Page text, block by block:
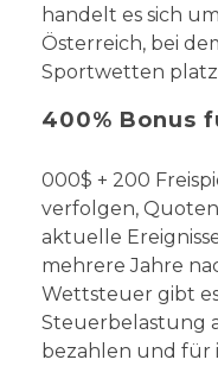
handelt es sich
Österreich, bei
Sportwetten
400% Bonus
000$ + 200
verfolgen,
aktuelle
mehrere Jahre
Wettsteuer gibt
Steuerbelastung
bezahlen und für